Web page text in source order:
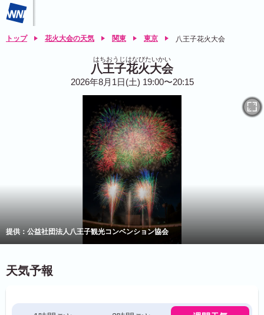
トップ 花火大会の天気 関東 東京 八王子花火大会
はちおうじはなびたいかい
八王子花火大会
2026年8月1日(土) 19:00〜20:15
提供：公益社団法人八王子観光コンベンション協会
天気予報